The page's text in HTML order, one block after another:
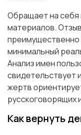
Обращает на себя
материалов.
преимущественно
минимальный
Анализ имен
свидетельствует
жертв
русскоговорящих
Как вернуть